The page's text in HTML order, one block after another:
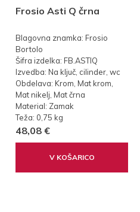
Frosio Asti Q črna
Blagovna znamka: Frosio
Bortolo
Šifra izdelka: FB.ASTIQ
Izvedba: Na ključ, cilinder, wc
Obdelava: Krom, Mat krom,
Mat nikelj, Mat črna
Material: Zamak
Teža: 0,75 kg
48,08 €
V KOŠARICO